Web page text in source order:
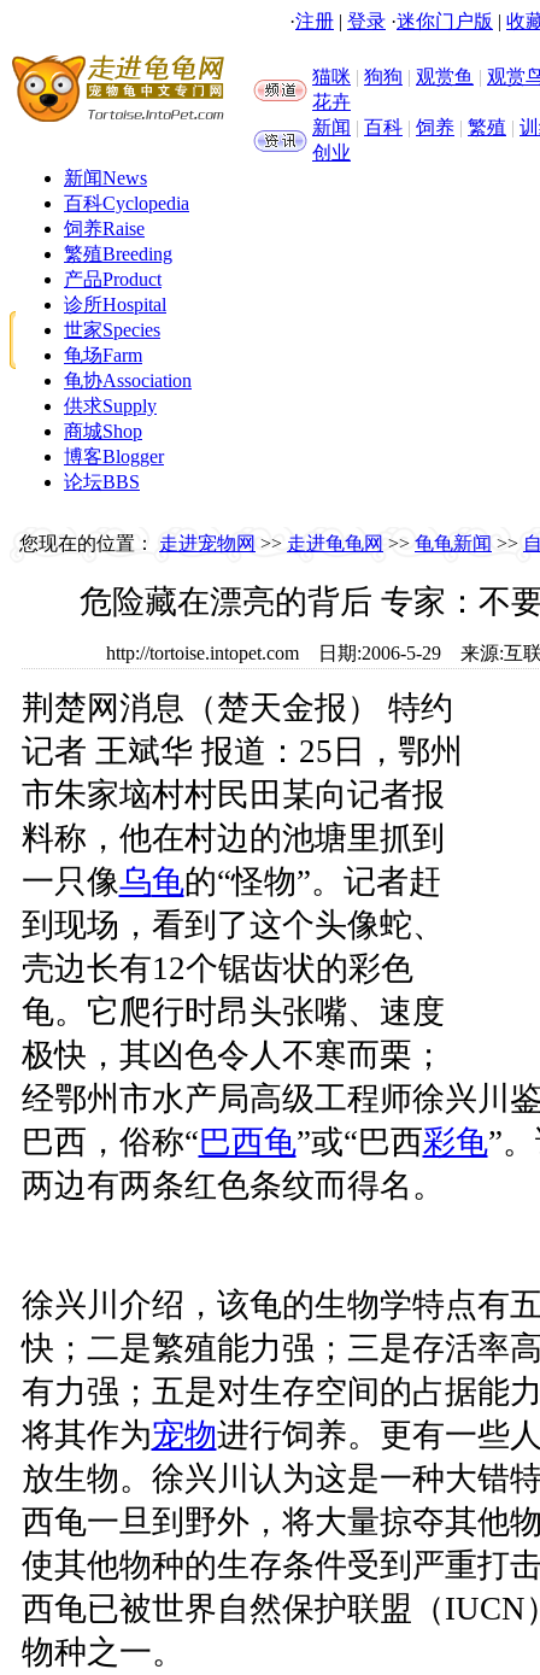
·注册 | 登录 ·迷你门户版 | 收
猫咪 | 狗狗 | 观赏鱼 | 观赏
花卉
新闻 | 百科 | 饲养 | 繁殖 |
创业
新闻News
百科Cyclopedia
饲养Raise
繁殖Breeding
产品Product
诊所Hospital
世家Species
龟场Farm
龟协Association
供求Supply
商城Shop
博客Blogger
论坛BBS
您现在的位置： 走进宠物网 >> 走进龟龟网 >> 龟龟新闻 >>
危险藏在漂亮的背后 专家：不
http://tortoise.intopet.com 日期:2006-5-29 来源:
荆楚网消息（楚天金报） 特约
记者 王斌华 报道：25日，鄂州
市朱家垴村村民田某向记者报
料称，他在村边的池塘里抓到
一只像乌龟的“怪物”。记者赶
到现场，看到了这个头像蛇、
壳边长有12个锯齿状的彩色
龟。它爬行时昂头张嘴、速度
极快，其凶色令人不寒而栗；
经鄂州市水产局高级工程师徐兴川
巴西，俗称“巴西龟”或“巴西彩龟”
两边有两条红色条纹而得名。
徐兴川介绍，该龟的生物学特点有
快；二是繁殖能力强；三是存活率
有力强；五是对生存空间的占据能
将其作为宠物进行饲养。更有一些
放生物。徐兴川认为这是一种大错
西龟一旦到野外，将大量掠夺其他
使其他物种的生存条件受到严重打
西龟已被世界自然保护联盟（IUCN
物种之一。